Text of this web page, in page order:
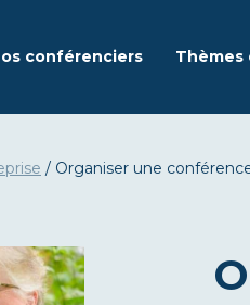
conférenciers Thèmes
/ Organiser une